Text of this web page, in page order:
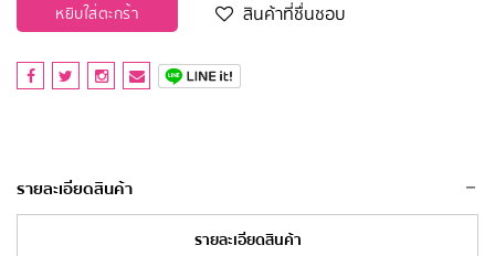
หยิบใส่ตะกร้า สินค้าที่ชื่นชอบ
รายละเอียดสินค้า
รายละเอียดสินค้า